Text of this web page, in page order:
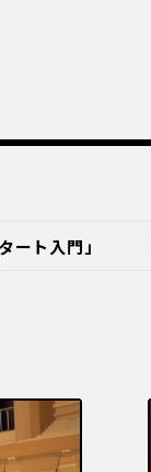
ート入門」